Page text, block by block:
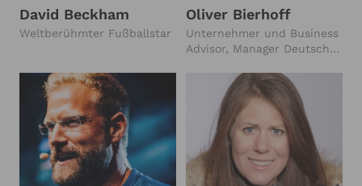
David Beckham
Weltberühmter Fußballstar
Oliver Bierhoff
Unternehmer und Business
Advisor, Manager Deutsche
Nationalmannschaft (2004-
2022), Fußball
Europameister 1996